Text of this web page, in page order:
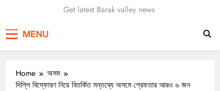
Barak Taranga
Get latest Barak valley news
MENU
Home
অসম
দিল্লি বিস্ফোরণ নিয়ে বিতর্কিত মন্তব্যে অসমে গ্রেফতার আরও ৬ জন